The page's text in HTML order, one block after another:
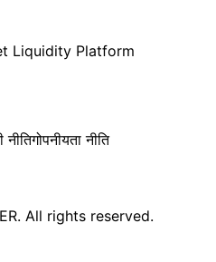
Liquidity Platform
गोपनीयता नीति
All rights reserved.